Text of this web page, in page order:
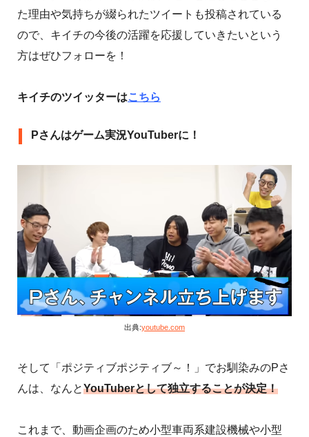
た理由や気持ちが綴られたツイートも投稿されている
ので、キイチの今後の活躍を応援していきたいという
方はぜひフォローを！
キイチのツイッターはこちら
Pさんはゲーム実況YouTuberに！
出典:youtube.com
そして「ポジティブポジティブ～！」でお馴染みのPさ
んは、なんとYouTuberとして独立することが決定！
これまで、動画企画のため小型車両系建設機械や小型